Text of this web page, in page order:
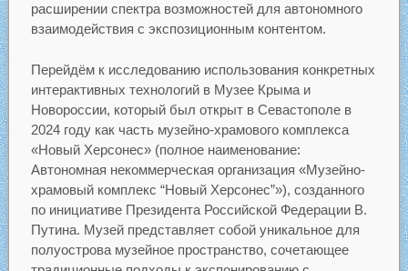
расширении спектра возможностей для автономного
взаимодействия с экспозиционным контентом.
Перейдём к исследованию использования конкретных
интерактивных технологий в Музее Крыма и
Новороссии, который был открыт в Севастополе в
2024 году как часть музейно-храмового комплекса
«Новый Херсонес» (полное наименование:
Автономная некоммерческая организация «Музейно-
храмовый комплекс “Новый Херсонес”»), созданного
по инициативе Президента Российской Федерации В.
Путина. Музей представляет собой уникальное для
полуострова музейное пространство, сочетающее